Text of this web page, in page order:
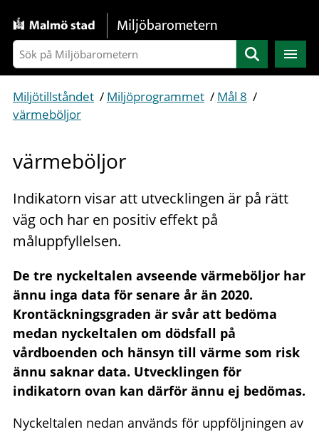
Gå direkt till sidans innehåll
Miljöbarometern
Sök
Miljötillståndet / Miljöprogrammet / Mål 8 /
värmeböljor
värmeböljor
Indikatorn visar att utvecklingen är på rätt
väg och har en positiv effekt på
måluppfyllelsen.
De tre nyckeltalen avseende värmeböljor har
ännu inga data för senare år än 2020.
Krontäckningsgraden är svår att bedöma
medan nyckeltalen om dödsfall på
vårdboenden och hänsyn till värme som risk
ännu saknar data. Utvecklingen för
indikatorn ovan kan därför ännu ej bedömas.
Nyckeltalen nedan används för uppföljningen av